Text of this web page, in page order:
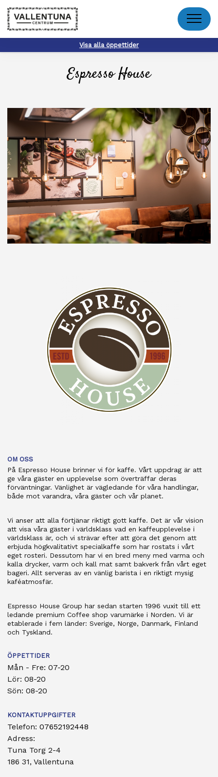
Meny
Visa alla öppettider
Espresso House
OM OSS
På Espresso House brinner vi för kaffe. Vårt uppdrag är att
ge våra gäster en upplevelse som överträffar deras
förväntningar. Vänlighet är vägledande för våra handlingar,
både mot varandra, våra gäster och vår planet.
Vi anser att alla förtjänar riktigt gott kaffe. Det är vår vision
att visa våra gäster i världsklass vad en kaffeupplevelse i
världsklass är, och vi strävar efter att göra det genom att
erbjuda högkvalitativt specialkaffe som har rostats i vårt
eget rosteri. Dessutom har vi en bred meny med varma och
kalla drycker, varm och kall mat samt bakverk från vårt eget
bageri. Allt serveras av en vänlig barista i en riktigt mysig
kaféatmosfär.
Espresso House Group har sedan starten 1996 vuxit till ett
ledande premium Coffee shop varumärke i Norden. Vi är
etablerade i fem länder: Sverige, Norge, Danmark, Finland
och Tyskland.
ÖPPETTIDER
Mån - Fre: 07-20
Lör: 08-20
Sön: 08-20
KONTAKTUPPGIFTER
Telefon: 07652192448
Adress:
Tuna Torg 2-4
186 31, Vallentuna